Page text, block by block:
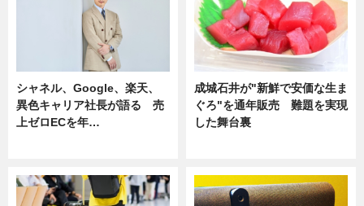
シャネル、Google、楽天、
異色キャリア社長が語る 売
上ゼロECを年…
成城石井が"新鮮で安価な生ま
ぐろ"を通年販売 難題を実現
した舞台裏